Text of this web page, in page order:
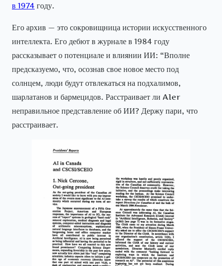
в 1974 году.
Его архив — это сокровищница истории искусственного
интеллекта. Его дебют в журнале в 1984 году
рассказывает о потенциале и влиянии ИИ: “Вполне
предсказуемо, что, осознав свое новое место под
солнцем, люди будут отвлекаться на подхалимов,
шарлатанов и бармецидов. Расстраивает ли AIer
неправильное представление об ИИ? Держу пари, что
расстраивает.